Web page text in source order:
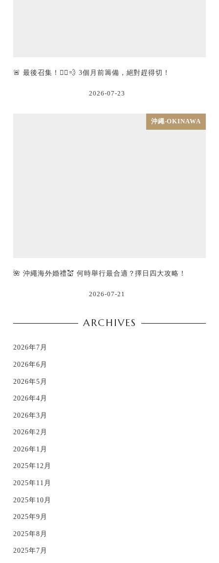
🚨 最後召集！🏃‍♂️💨 3個月前籌備，絕對趕得切！
2026-07-23
沖繩-OKINAWA
🌺 沖繩海外婚禮💒 何時舉行最合適？擇日四大攻略！
2026-07-21
ARCHIVES
2026年7月
2026年6月
2026年5月
2026年4月
2026年3月
2026年2月
2026年1月
2025年12月
2025年11月
2025年10月
2025年9月
2025年8月
2025年7月